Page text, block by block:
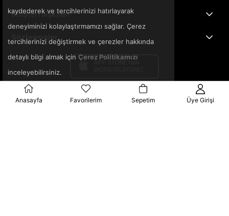
Müşteri İlişkileri
Sözleşmeler
kaydederek ve tercihlerinizi hatırlayarak
deneyiminizi kolaylaştırmamızı sağlar. Çerez
tercihlerinizi değiştirmek ve çerezler hakkında
detaylı bilgi almak için Çerez Politikamızı
inceleyebilirsiniz.
Anasayfa Favorilerim Sepetim Üye Girişi